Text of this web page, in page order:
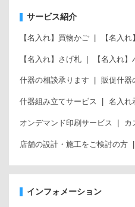
サービス紹介
【名入れ】買物かご 【名入
【名入れ】さげ札 【名入れ
什器の相談承ります 販促什器
什器組み立てサービス 名入れ
オンデマンド印刷サービス カ
店舗の設計・施工をご検討の方
インフォメーション